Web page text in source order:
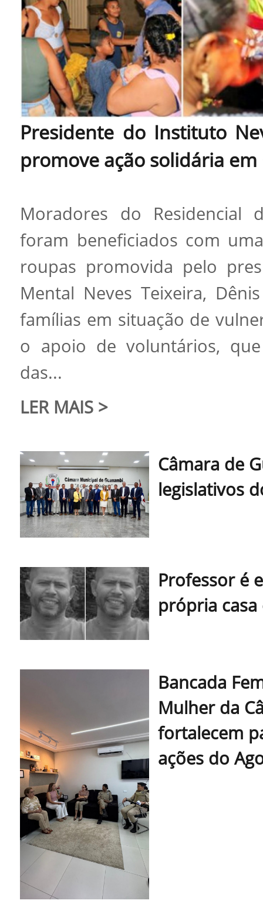
Presidente do Instituto
promove ação solidária
Moradores do Residencial
foram beneficiados com
roupas promovida pelo
Mental Neves Teixeira,
famílias em situação de
o apoio de voluntários,
das...
LER MAIS >
Câmara de
legislativos
Professor é
própria
Bancada
Mulher da
fortalecem
ações do